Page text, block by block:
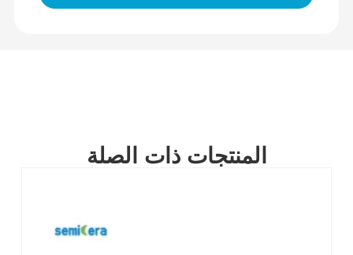
المنتجات ذات الصلة